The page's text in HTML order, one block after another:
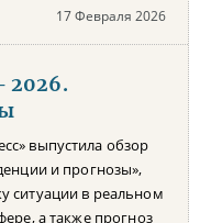
17 Февраля 2026
2026.
выпустила обзор
и прогнозы»,
ситуации в реальном
а также прогноз